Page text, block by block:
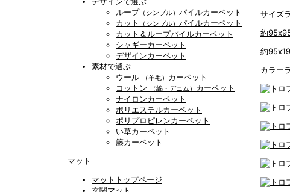
ループ （シンプル） パイルカーペット
カット
（シンプル） パイルカーペット
カット＆ループパイルカーペット
シャギーカーペット
デザインカーペット
素材で選ぶ
ウール
（羊毛） カーペット
コットン
（綿・デニム） カーペット
ナイロンカーペット
ポリエステルカーペット
ポリプロピレンカーペット
い草カーペット
籐カーペット
マット
マットトップページ
玄関マット
サイズ
約
約
カラー